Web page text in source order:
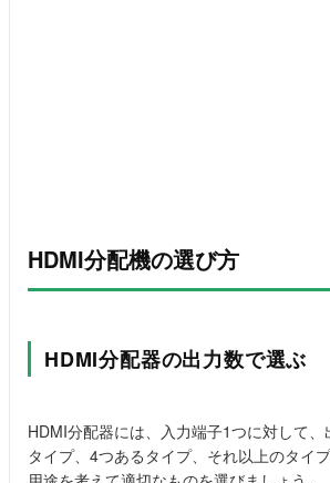
HDMI分配機の選び方
HDMI分配器の出力数で選ぶ
HDMI分配器には、入力端子1つに対して、
タイプ、4つあるタイプ、それ以上のタイ